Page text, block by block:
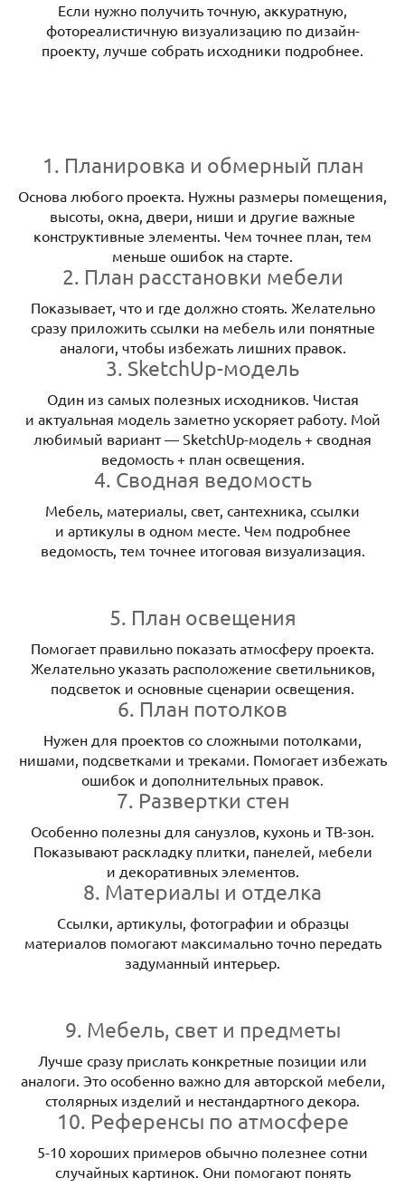
Если нужно получить точную, аккуратную,
фотореалистичную визуализацию по дизайн-
проекту, лучше собрать исходники подробнее.
1. Планировка и обмерный план
Основа любого проекта. Нужны размеры помещения,
высоты, окна, двери, ниши и другие важные
конструктивные элементы. Чем точнее план, тем
меньше ошибок на старте.
2. План расстановки мебели
Показывает, что и где должно стоять. Желательно
сразу приложить ссылки на мебель или понятные
аналоги, чтобы избежать лишних правок.
3. SketchUp-модель
Один из самых полезных исходников. Чистая
и актуальная модель заметно ускоряет работу. Мой
любимый вариант — SketchUp-модель + сводная
ведомость + план освещения.
4. Сводная ведомость
Мебель, материалы, свет, сантехника, ссылки
и артикулы в одном месте. Чем подробнее
ведомость, тем точнее итоговая визуализация.
5. План освещения
Помогает правильно показать атмосферу проекта.
Желательно указать расположение светильников,
подсветок и основные сценарии освещения.
6. План потолков
Нужен для проектов со сложными потолками,
нишами, подсветками и треками. Помогает избежать
ошибок и дополнительных правок.
7. Развертки стен
Особенно полезны для санузлов, кухонь и ТВ-зон.
Показывают раскладку плитки, панелей, мебели
и декоративных элементов.
8. Материалы и отделка
Ссылки, артикулы, фотографии и образцы
материалов помогают максимально точно передать
задуманный интерьер.
9. Мебель, свет и предметы
Лучше сразу прислать конкретные позиции или
аналоги. Это особенно важно для авторской мебели,
столярных изделий и нестандартного декора.
10. Референсы по атмосфере
5-10 хороших примеров обычно полезнее сотни
случайных картинок. Они помогают понять